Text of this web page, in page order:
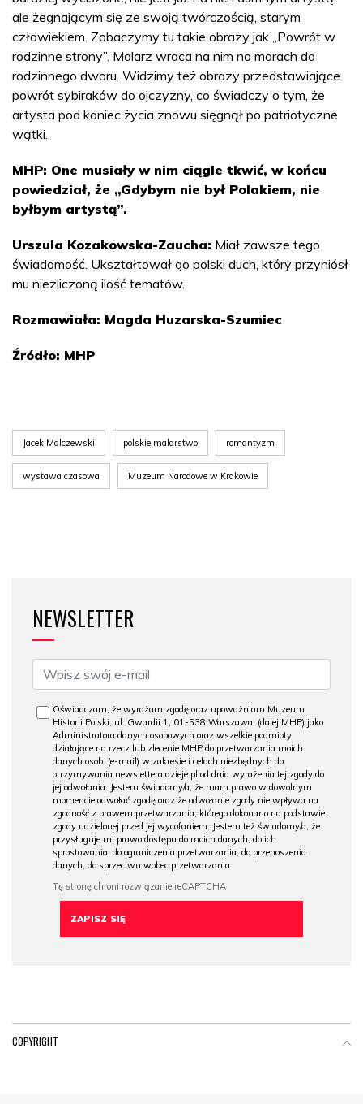
ale żegnającym się ze swoją twórczością, starym
człowiekiem. Zobaczymy tu takie obrazy jak „Powrót w
rodzinne strony”. Malarz wraca na nim na marach do
rodzinnego dworu. Widzimy też obrazy przedstawiające
powrót sybiraków do ojczyzny, co świadczy o tym, że
artysta pod koniec życia znowu sięgnął po patriotyczne
wątki.
MHP: One musiały w nim ciągle tkwić, w końcu
powiedział, że „Gdybym nie był Polakiem, nie
byłbym artystą”.
Urszula Kozakowska-Zaucha: Miał zawsze tego
świadomość. Ukształtował go polski duch, który przyniósł
mu niezliczoną ilość tematów.
Rozmawiała: Magda Huzarska-Szumiec
Źródło: MHP
Jacek Malczewski polskie malarstwo romantyzm
wystawa czasowa Muzeum Narodowe w Krakowie
NEWSLETTER
Oświadczam, że wyrażam zgodę oraz upoważniam Muzeum
Historii Polski, ul. Gwardii 1, 01-538 Warszawa, (dalej MHP) jako
Administratora danych osobowych oraz wszelkie podmioty
działające na rzecz lub zlecenie MHP do przetwarzania moich
danych osob. (e-mail) w zakresie i celach niezbędnych do
otrzymywania newslettera dzieje.pl od dnia wyrażenia tej zgody do
jej odwołania. Jestem świadomy/a, że mam prawo w dowolnym
momencie odwołać zgodę oraz że odwołanie zgody nie wpływa na
zgodność z prawem przetwarzania, którego dokonano na podstawie
zgody udzielonej przed jej wycofaniem. Jestem też świadomy/a, że
przysługuje mi prawo dostępu do moich danych, do ich
sprostowania, do ograniczenia przetwarzania, do przenoszenia
danych, do sprzeciwu wobec przetwarzania.
COPYRIGHT